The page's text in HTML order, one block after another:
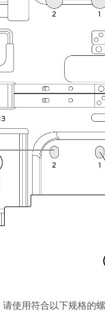
使用符合以下规格的螺